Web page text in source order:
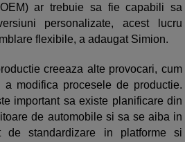
ar trebuie sa fie capabili sa
personalizate, acest lucru
flexibile, a adaugat Simion.
creeaza alte provocari, cum
modifica procesele de productie.
important sa existe planificare din
de automobile si sa se aiba in
standardizare in platforme si